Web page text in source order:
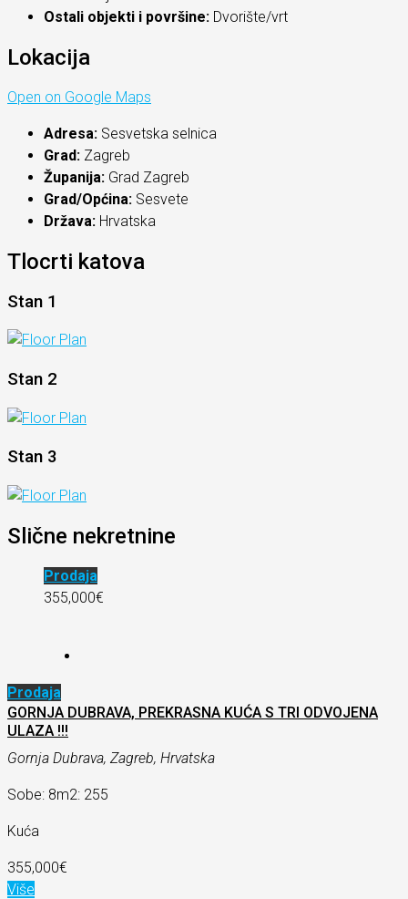
Ostali objekti i površine: Dvorište/vrt
Lokacija
Open on Google Maps
Adresa: Sesvetska selnica
Grad: Zagreb
Županija: Grad Zagreb
Grad/Općina: Sesvete
Država: Hrvatska
Tlocrti katova
Stan 1
Stan 2
Stan 3
Slične nekretnine
Prodaja
355,000€
Prodaja
GORNJA DUBRAVA, PREKRASNA KUĆA S TRI ODVOJENA
ULAZA !!!
Gornja Dubrava, Zagreb, Hrvatska
Sobe: 8m2: 255
Kuća
355,000€
Više